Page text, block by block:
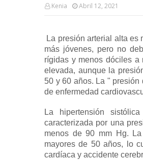
Kenia Abril 12, 2021
La presión arterial alta es
más jóvenes, pero no
rígidas y menos dóciles a
elevada, aunque la
50 y 60 años. La " presión
de enfermedad
La hipertensión
caracterizada por una
menos de 90 mm Hg.
mayores de 50 años, lo
cardíaca y accidente